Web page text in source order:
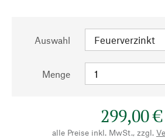
Auswahl
Menge
299,00 €
alle Preise inkl. MwSt., zzgl.